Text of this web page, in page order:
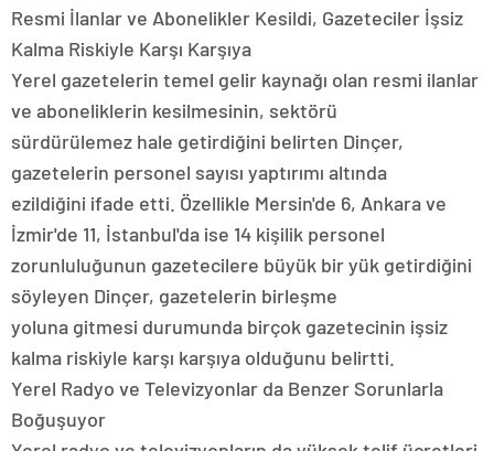
Resmi İlanlar ve Abonelikler Kesildi, Gazeteciler İşsiz
Kalma Riskiyle Karşı Karşıya
Yerel gazetelerin temel gelir kaynağı olan resmi ilanlar
ve aboneliklerin kesilmesinin, sektörü
sürdürülemez hale getirdiğini belirten Dinçer,
gazetelerin personel sayısı yaptırımı altında
ezildiğini ifade etti. Özellikle Mersin'de 6, Ankara ve
İzmir'de 11, İstanbul'da ise 14 kişilik personel
zorunluluğunun gazetecilere büyük bir yük getirdiğini
söyleyen Dinçer, gazetelerin birleşme
yoluna gitmesi durumunda birçok gazetecinin işsiz
kalma riskiyle karşı karşıya olduğunu belirtti.
Yerel Radyo ve Televizyonlar da Benzer Sorunlarla
Boğuşuyor